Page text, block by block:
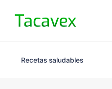
Recetas saludables